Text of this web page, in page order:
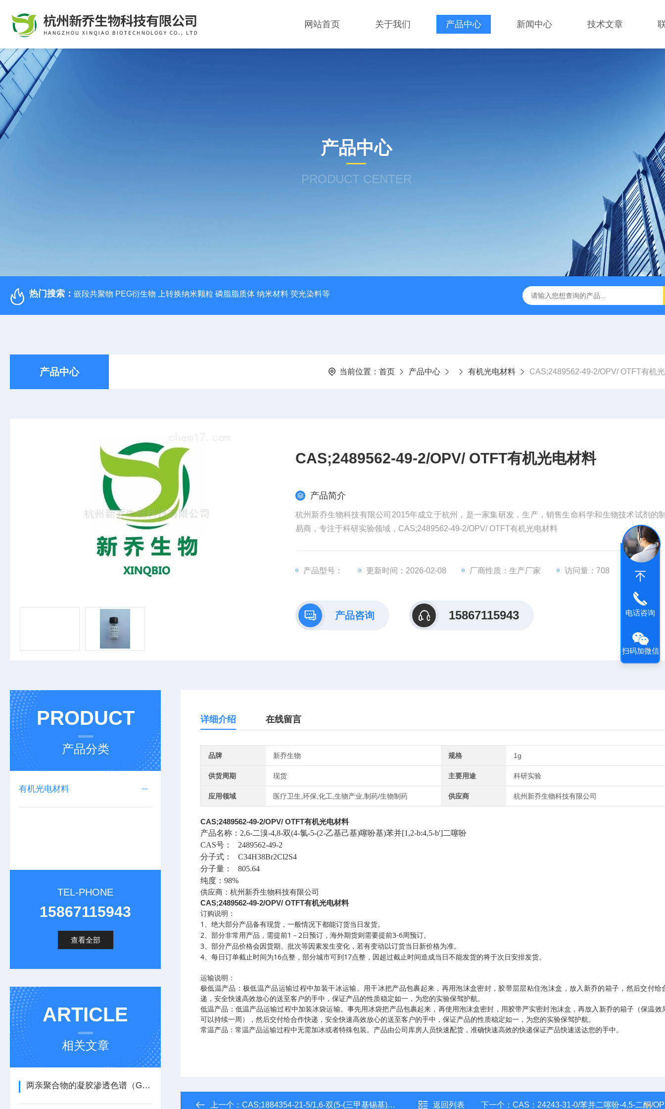
网站首页 关于我们 产品中心 新闻中心 技术文章
产品中心
PRODUCT CENTER
热门搜索： 嵌段共聚物 PEG衍生物 上转换纳米颗粒 磷脂脂质体 纳米材料 荧光染料等
产品中心 当前位置： 首页 产品中心 有机光电材料 CAS;2489562-49-2/OPV/ OTFT有机
CAS;2489562-49-2/OPV/ OTFT有机光电材料
产品简介
杭州新乔生物科技有限公司2015年成立于杭州，是一家集研发，生产，销售生命科学和生物技术试剂的
易商，专注于科研实验领域，CAS;2489562-49-2/OPV/ OTFT有机光电材料
产品型号： 更新时间：2026-02-08 厂商性质：生产厂家 访问量：708
产品咨询 15867115943
PRODUCT
产品分类
有机光电材料
TEL-PHONE
15867115943
查看全部
ARTICLE
相关文章
两亲聚合物的凝胶渗透色谱（GPC）方法
详细介绍 在线留言
品牌 新乔生物 规格 1g
供货周期 现货 主要用途 科研实验
应用领域 医疗卫生,环保,化工,生物产业,制药/生物制药 供应商 杭州新乔生物科技有限公司
CAS;2489562-49-2/OPV/ OTFT有机光电材料
产品名称： 2,6-二溴-4,8-双(4-氯-5-(2-乙基己基)噻吩基)苯并[1,2-b:4,5-b']二噻吩
CAS号：
2489562-49-2
分子式：
C34H38Br2Cl2S4
分子量：
805.64
纯度： 98%
供应商：杭州新乔生物科技有限公司
CAS;2489562-49-2/OPV/ OTFT有机光电材料
订购说明：
1 、绝大部分产品备有现货，一般情况下都能订货当日发货。
2 、部分非常用产品，需提前1 － 2日预订，海外期货则需要提前3-6周预订。
3 、部分产品价格会因货期、批次等因素发生变化，若有变动以订货当日新价格为准。
4 、每日订单截止时间为16点整，部分城市可到 17点整，因超过截止时间造成当日不能发货的将于次日安排发货。
运输说明：
极低温产品：极低温产品运输过程中加装干冰运输。用干冰把产品包裹起来，再用泡沫盒密封，胶带层层粘住泡沫盒，放入新乔的箱子，然后交付给
递，安全快速高效放心的送至客户的手中，保证产品的性质稳定如一，为您的实验保驾护航。
低温产品：低温产品运输过程中加装冰袋运输。事先用冰袋把产品包裹起来，再使用泡沫盒密封，用胶带严实密封泡沫盒，再放入新乔的箱子（保温效
可以持续一周），然后交付给合作快递，安全快速高效放心的送至客户的手中，保证产品的性质稳定如一，为您的实验保驾护航。
常温产品：常温产品运输过程中无需加冰或者特殊包装。产品由公司库房人员快速配货，准确快速高效的快递保证产品快速送达您的手中。
上一个： CAS;1884354-21-5/1,6-双(5-(三甲基锡基)噻吩-2-基)己烷光电材料 返回列表 下一个：CAS：24243-31-0/苯并二噻吩-4,5-二酮/OPV 有机光伏材料
电话咨询
扫码加微信